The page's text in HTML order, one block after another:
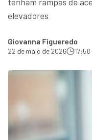
elevadores
Giovanna Figueredo
22 de maio de 2026